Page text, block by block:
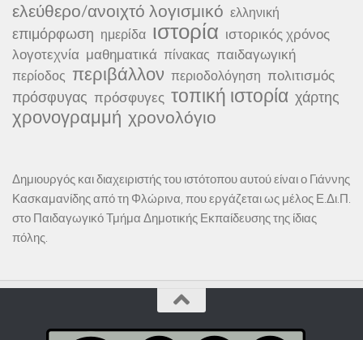
ελεύθερο/ανοιχτό λογισμικό ελληνική
επιμόρφωση ημερίδα ιστορία ιστορικός χρόνος
λογοτεχνία μαθηματικά πίνακας παιδαγωγική
περίοδος περιβάλλον περιοδολόγηση πολιτισμός
πρόσφυγας πρόσφυγες τοπική ιστορία χάρτης
χρονογραμμή χρονολόγιο
Δημιουργός και διαχειριστής του ιστότοπου αυτού είναι ο Γιάννης
Κασκαμανίδης από τη Φλώρινα, που εργάζεται ως μέλος Ε.Δι.Π.
στο Παιδαγωγικό Τμήμα Δημοτικής Εκπαίδευσης της ίδιας
πόλης.